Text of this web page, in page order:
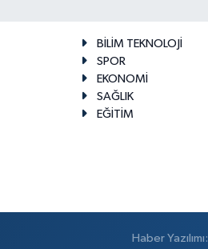
BİLİM TEKNOLOJİ
SPOR
EKONOMİ
SAĞLIK
EĞİTİM
Haber Yazılımı: